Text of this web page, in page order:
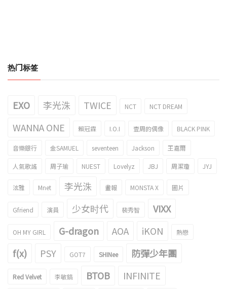
热门标签
EXO 李光洙 TWICE NCT NCT DREAM
WANNA ONE 賴冠霖 I.O.I 壹周的偶像 BLACK PINK
音樂銀行 金SAMUEL seventeen Jackson 王嘉爾
人氣歌謠 周子瑜 NUEST Lovelyz JBJ 周潔瓊 JYJ
泫雅 Mnet 李光洙 畫報 MONSTA X 圖片
Gfriend 演員 少女时代 裴秀智 VIXX
OH MY GIRL G-dragon AOA iKON 熱戀
f(x) PSY GOT7 SHINee 防彈少年團
Red Velvet 李敏鎬 BTOB
INFINITE